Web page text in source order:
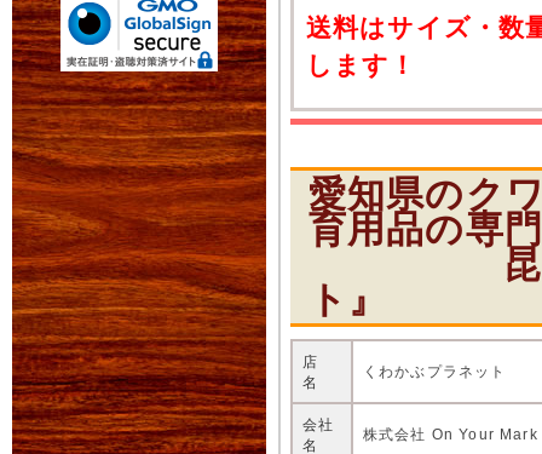
送料はサイズ・数
します！
愛知県のク
育用品の専
昆虫シ
ト』
店
名
くわかぶプラネット
会社
名
株式会社 On Your Mark